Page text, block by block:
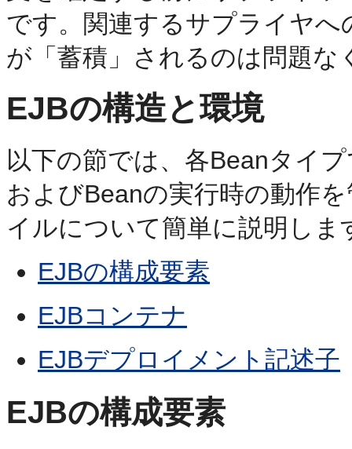
です。関連するサプライヤ
が「蓄積」されるのは問題な
EJBの構造と環境
以下の節では、各Beanタイ
およびBeanの実行時の動作
イルについて簡単に説明しま
EJBの構成要素
EJBコンテナ
EJBデプロイメント記述子
EJBの構成要素